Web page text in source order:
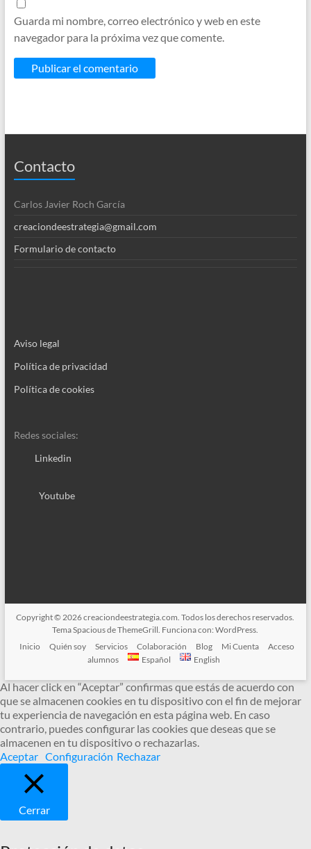
Guarda mi nombre, correo electrónico y web en este
navegador para la próxima vez que comente.
Contacto
Carlos Javier Roch García
creaciondeestrategia@gmail.com
Formulario de contacto
Aviso legal
Política de privacidad
Política de cookies
Redes sociales:
Linkedin
Youtube
Copyright © 2026creaciondeestrategia.com . Todos los derechos reservados.
TemaSpaciousde ThemeGrill. Funciona con:WordPress
Inicio
Quién soy Servicios Colaboración Blog Mi Cuenta
Acceso
alumnos
Español English
Al hacer click en “Aceptar” confirmas que estás de acuerdo con
que se almacenen cookies en tu dispositivo con el fin de mejorar
tu experiencia de navegación en esta página web. En caso
contrario, puedes configurar las cookies que deseas que se
almacenen en tu dispositivo o rechazarlas.
Aceptar Configuración Rechazar
Cerrar